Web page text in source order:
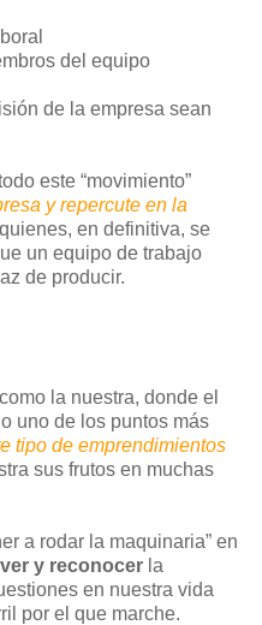
del equipo
de la empresa sean
este “movimiento”
y repercute en la
en definitiva, se
un equipo de trabajo
de producir.
la nuestra, donde el
uno de los puntos más
tipo de emprendimientos
sus frutos en muchas
a rodar la maquinaria” en
ver y reconocer la
en nuestra vida
por el que marche.